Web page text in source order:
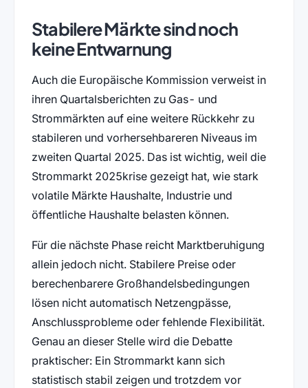
Stabilere Märkte sind noch
keine Entwarnung
Auch die Europäische Kommission verweist in
ihren Quartalsberichten zu Gas- und
Strommärkten auf eine weitere Rückkehr zu
stabileren und vorhersehbareren Niveaus im
zweiten Quartal 2025. Das ist wichtig, weil die
Strommarkt 2025krise gezeigt hat, wie stark
volatile Märkte Haushalte, Industrie und
öffentliche Haushalte belasten können.
Für die nächste Phase reicht Marktberuhigung
allein jedoch nicht. Stabilere Preise oder
berechenbarere Großhandelsbedingungen
lösen nicht automatisch Netzengpässe,
Anschlussprobleme oder fehlende Flexibilität.
Genau an dieser Stelle wird die Debatte
praktischer: Ein Strommarkt kann sich
statistisch stabil zeigen und trotzdem vor